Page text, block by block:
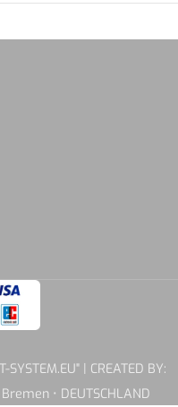
| CREATED BY:
• DEUTSCHLAND